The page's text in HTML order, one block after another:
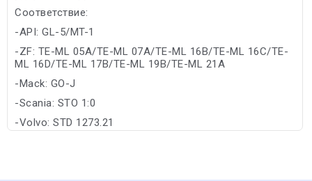
Соответствие:
-API: GL-5/MT-1
-ZF: TE-ML 05A/TE-ML 07A/TE-ML 16B/TE-ML 16C/TE-
ML 16D/TE-ML 17B/TE-ML 19B/TE-ML 21A
-Mack: GO-J
-Scania: STO 1:0
-Volvo: STD 1273.21